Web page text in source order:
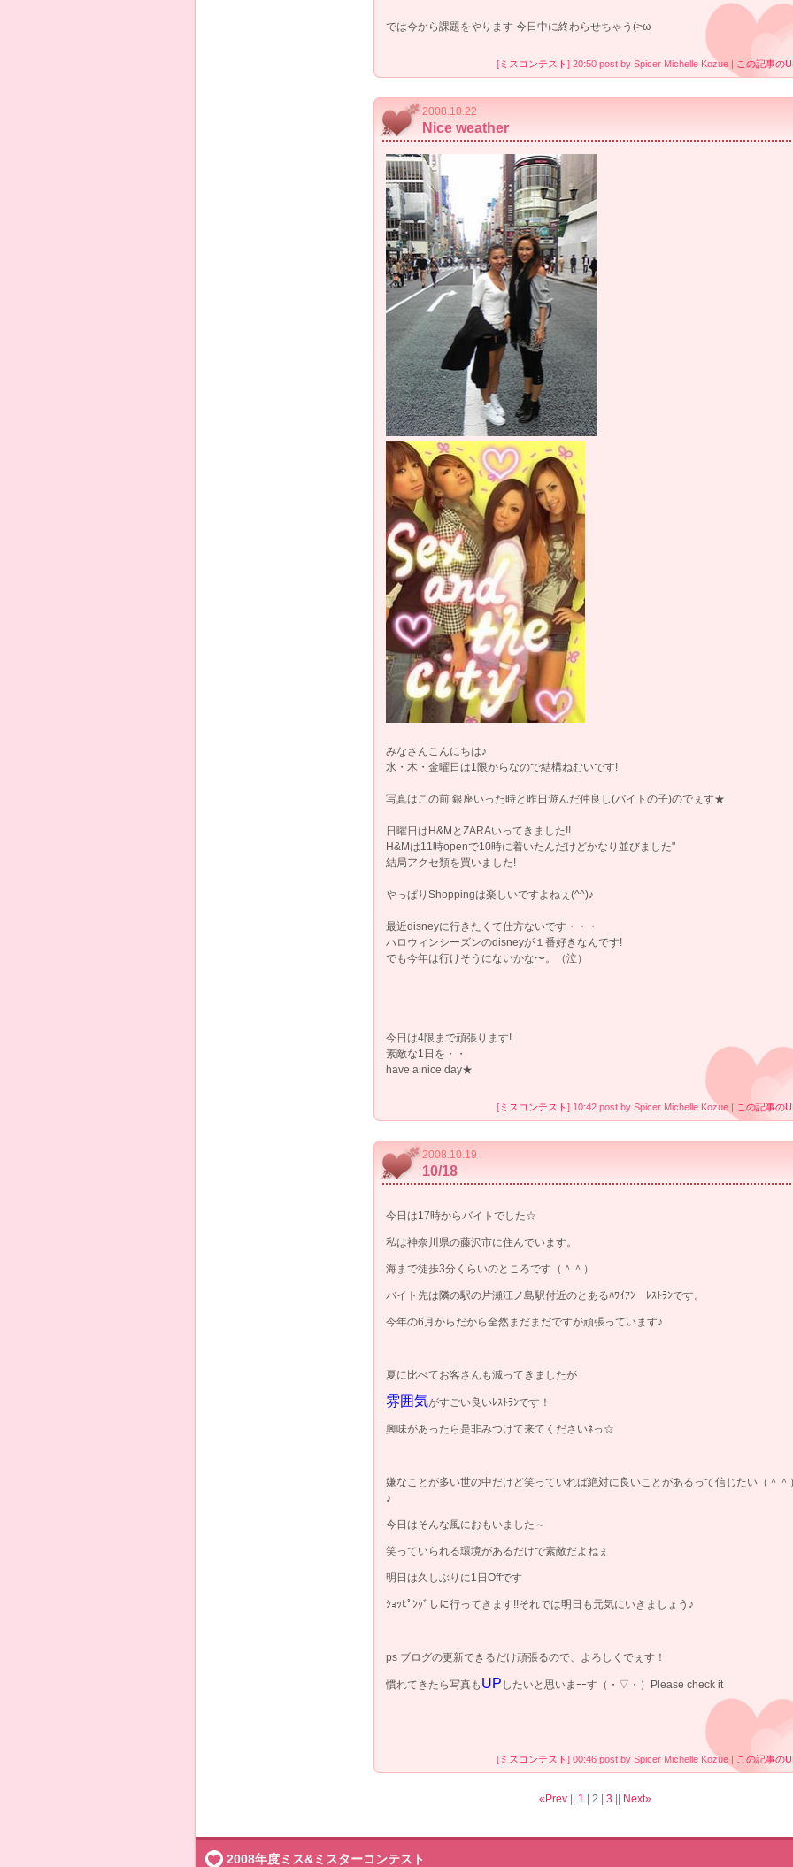
では今から課題をやります 今日中に終わらせちゃう(>ω
[ ミスコンテスト] 20:50 post by Spicer Michelle Kozue | この記事の
2008.10.22
Nice weather
みなさんこんにちは♪
水・木・金曜日は1限からなので結構ねむいです!
写真はこの前 銀座いった時と昨日遊んだ仲良し(バイトの子)のでぇす★
日曜日はH&MとZARAいってきました!!
H&Mは11時openで10時に着いたんだけどかなり並びました"
結局アクセ類を買いました!
やっぱりShoppingは楽しいですよねぇ(^^)♪
最近disneyに行きたくて仕方ないです・・・
ハロウィンシーズンのdisneyが１番好きなんです!
でも今年は行けそうにないかな〜。（泣）
今日は4限まで頑張ります!
素敵な1日を・・
have a nice day★
[ ミスコンテスト] 10:42 post by Spicer Michelle Kozue | この記事の
2008.10.19
10/18
今日は17時からバイトでした☆
私は神奈川県の藤沢市に住んでいます。
海まで徒歩3分くらいのところです（＾＾）
バイト先は隣の駅の片瀬江ノ島駅付近のとあるﾊﾜｲｱﾝ ﾚｽﾄﾗﾝです。
今年の6月からだから全然まだまだですが頑張っています♪
夏に比べてお客さんも減ってきましたが
雰囲気がすごい良いﾚｽﾄﾗﾝです！
興味があったら是非みつけて来てくださいﾈっ☆
嫌なことが多い世の中だけど笑っていれば絶対に良いことがあるって信じたい（＾＾
♪
今日はそんな風におもいました～
笑っていられる環境があるだけで素敵だよねぇ
明日は久しぶりに1日Offです
ｼｮｯﾋﾟﾝｸﾞしに行ってきます!!それでは明日も元気にいきましょう♪
ps ブログの更新できるだけ頑張るので、よろしくでぇす！
慣れてきたら写真も UP したいと思いまｰｰす（・▽・）Please check it
[ ミスコンテスト] 00:46 post by Spicer Michelle Kozue | この記事の
«Prev|| 1 2 3 Next»
2008年度ミス&ミスターコンテスト